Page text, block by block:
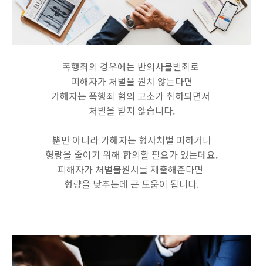
폭행죄의 경우에는 반의사불벌죄로
피해자가 처벌을 원치 않는다면
가해자는 폭행죄 혐의 고소가 취하되면서
처벌을 받지 않습니다.
뿐만 아니라 가해자는 형사처벌 피하거나
형량을 줄이기 위해 합의할 필요가 있는데요.
피해자가 처벌불원서를 제출해준다면
형량을 낮추는데 큰 도움이 됩니다.